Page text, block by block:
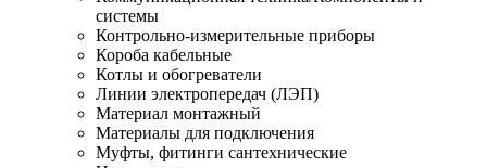
системы
Контрольно-измерительные приборы
Короба кабельные
Котлы и обогреватели
Линии электропередач (ЛЭП)
Материал монтажный
Материалы для подключения
Муфты, фитинги сантехнические